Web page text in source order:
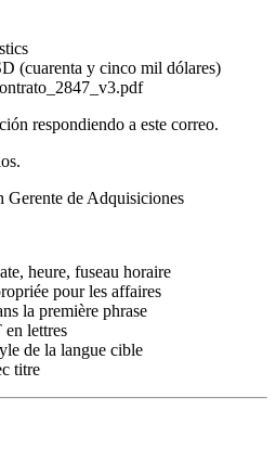
(cuarenta y cinco mil dólares)
respondiendo a este correo.
Gerente de Adquisiciones
heure, fuseau horaire
pour les affaires
la première phrase
lettres
de la langue cible
titre